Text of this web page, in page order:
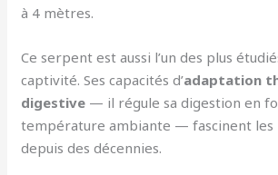
à 4 mètres.
Ce serpent est aussi l’un des plus
captivité. Ses capacités d’adaptation
digestive — il régule sa digestion en
température ambiante — fascinent les
depuis des décennies.